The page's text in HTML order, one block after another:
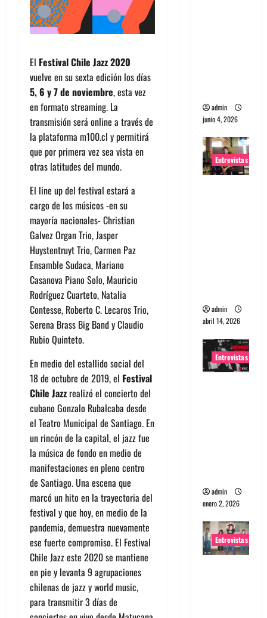
El Festival Chile Jazz 2020
vuelve en su sexta edición los días
5, 6 y 7 de noviembre, esta vez
en formato streaming. La
transmisión será online a través de
la plataforma m100.cl y permitirá
que por primera vez sea vista en
otras latitudes del mundo.
El line up del festival estará a
cargo de los músicos -en su
mayoría nacionales- Christian
Galvez Organ Trio, Jasper
Huystentruyt Trio, Carmen Paz
Ensamble Sudaca, Mariano
Casanova Piano Solo, Mauricio
Rodríguez Cuarteto, Natalia
Contesse, Roberto C. Lecaros Trio,
Serena Brass Big Band y Claudio
Rubio Quinteto.
En medio del estallido social del
18 de octubre de 2019, el Festival
Chile Jazz realizó el concierto del
cubano Gonzalo Rubalcaba desde
el Teatro Municipal de Santiago. En
un rincón de la capital, el jazz fue
la música de fondo en medio de
manifestaciones en pleno centro
de Santiago. Una escena que
marcó un hito en la trayectoria del
festival y que hoy, en medio de la
pandemia, demuestra nuevamente
ese fuerte compromiso. El Festival
Chile Jazz este 2020 se mantiene
en pie y levanta 9 agrupaciones
chilenas de jazz y world music,
para transmitir 3 días de
admin
junio 4, 2026
Entrevistas
admin
abril 14, 2026
Entrevistas
admin
enero 2, 2026
Entrevistas